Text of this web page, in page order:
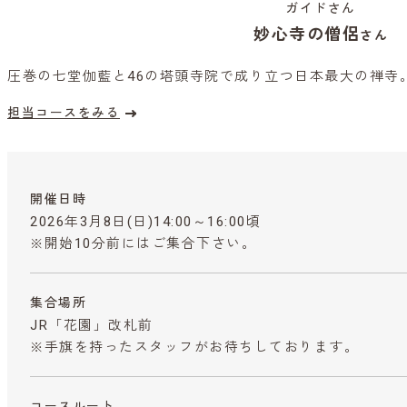
ガイドさん
妙心寺の僧侶さん
圧巻の七堂伽藍と46の塔頭寺院で成り立つ日本最大の禅寺
担当コースをみる
開催日時
2026年3月8日(日)14:00～16:00頃
※開始10分前にはご集合下さい。
集合場所
JR「花園」改札前
※手旗を持ったスタッフがお待ちしております。